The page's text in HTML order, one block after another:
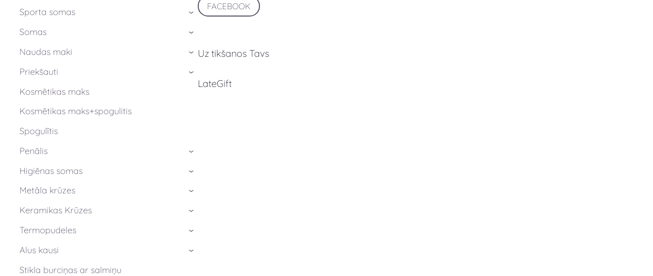
Sporta somas ›
Somas ›
Naudas maki ›
Priekšauti ›
Kosmētikas maks
Kosmētikas maks+spogulitis
Spogulītis
Penālis
›
Higiēnas somas ›
Metāla krūzes ›
Keramikas Krūzes ›
Termopudeles ›
Alus kausi ›
Stikla burciņas ar salmiņu
FACEBOOK
Uz tikšanos Tavs
LateGift